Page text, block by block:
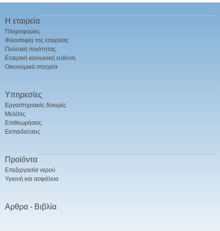
Η εταιρεία
Πληροφορίες
Φιλοσοφία της εταιρείας
Πολιτική ποιότητας
Εταιρική κοινωνική ευθύνη
Οικονομικά στοιχεία
Υπηρεσίες
Εργαστηριακές δοκιμές
Μελέτες
Επιθεωρήσεις
Εκπαιδεύσεις
Προϊόντα
Επεξεργασία νερού
Υγιεινή και ασφάλεια
Αρθρα - Βιβλία